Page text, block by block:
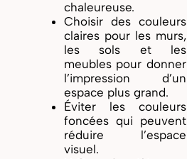
chaleureuse.
Choisir des couleurs
claires pour les murs,
les sols et les
meubles pour donner
l’impression d’un
espace plus grand.
Éviter les couleurs
foncées qui peuvent
réduire l’espace
visuel.